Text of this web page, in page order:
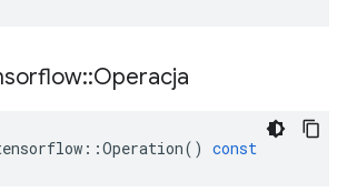
::Operacja
::Operation() const